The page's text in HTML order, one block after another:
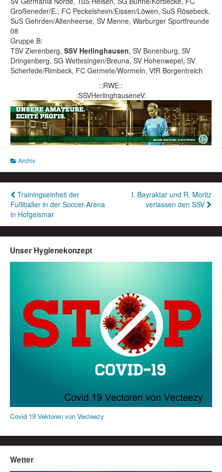
Großeneder/E., FC Peckelsheim/Eissen/Löwen, SuS Rösebeck,
SuS Gehrden/Altenheerse, SV Menne, Warburger Sportfreunde
08
Gruppe B:
TSV Zierenberg, SSV Herlinghausen, SV Bonenburg, SV
Dringenberg, SG Wettesingen/Breuna, SV Hohenwepel, SV
Scherfede/Rimbeck, FC Germete/Wormeln, VfR Borgentreich
::RWE::
:SSVHerlinghauseneV:
Archiv
Beitragsnavigation
Trainingseinheit der
Fußballer in der Soccer-Arena
in Hofgeismar
I. Bayraktar und R. Moritz
verlassen den SSV
Unser Hygienekonzept
Covid 19 Vektoren von Vecteezy
Wetter